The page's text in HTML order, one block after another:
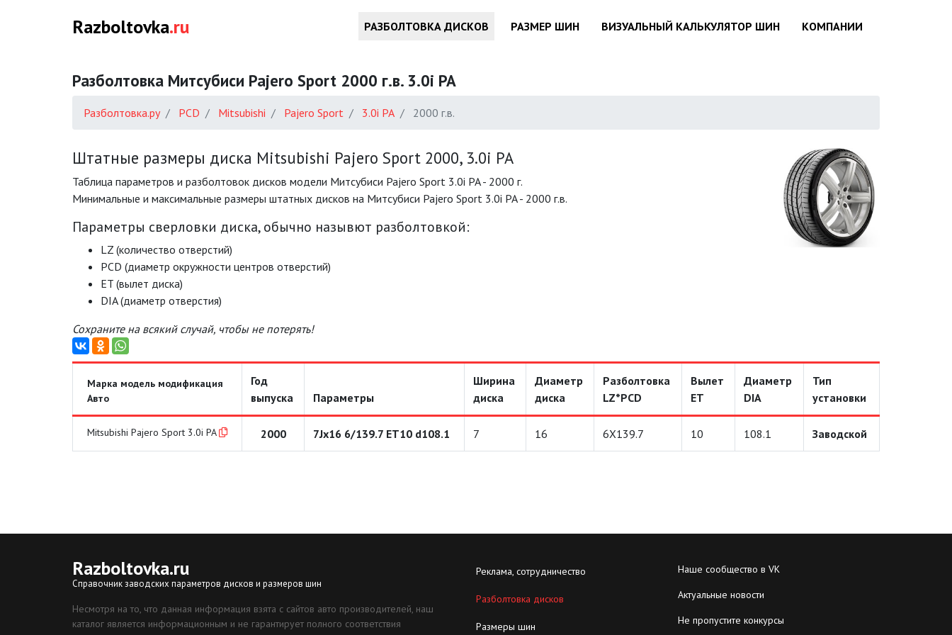
Razboltovka.ru РАЗБОЛТОВКА ДИСКОВ РАЗМЕР ШИН ВИЗУАЛЬНЫЙ КАЛЬКУЛЯТОР ШИН КОМПАНИИ
Разболтовка Митсубиси Pajero Sport 2000 г.в. 3.0i PA
Разболтовка.ру PCD Mitsubishi Pajero Sport 3.0i PA 2000 г.в.
Штатные размеры диска Mitsubishi Pajero Sport 2000, 3.0i PA
Таблица параметров и разболтовок дисков модели Митсубиси Pajero Sport 3.0i PA - 2000 г.
Минимальные и максимальные размеры штатных дисков на Митсубиси Pajero Sport 3.0i PA - 2000 г.в.
Параметры сверловки диска, обычно назывют разболтовкой:
LZ (количество отверстий)
PCD (диаметр окружности центров отверстий)
ET (вылет диска)
DIA (диаметр отверстия)
Сохраните на всякий случай, чтобы не потерять!
Марка модель модификация
Авто
Год
выпуска
Параметры
Ширина
диска
Диаметр
диска
Разболтовка
LZ*PCD
Вылет
ET
Диаметр
DIA
Тип
установки
Mitsubishi Pajero Sport 3.0i PA 2000 7Jx16 6/139.7 ET10 d108.1 7 16 6X139.7 10 108.1 Заводской
Razboltovka.ru
Справочник заводских параметров дисков и размеров шин
Несмотря на то, что данная информация взята с сайтов авто производителей, наш
каталог является информационным и не гарантирует полного соответствия
Реклама, сотрудничество
Разболтовка дисков
Размеры шин
Наше сообщество в VK
Актуальные новости
Не пропустите конкурсы